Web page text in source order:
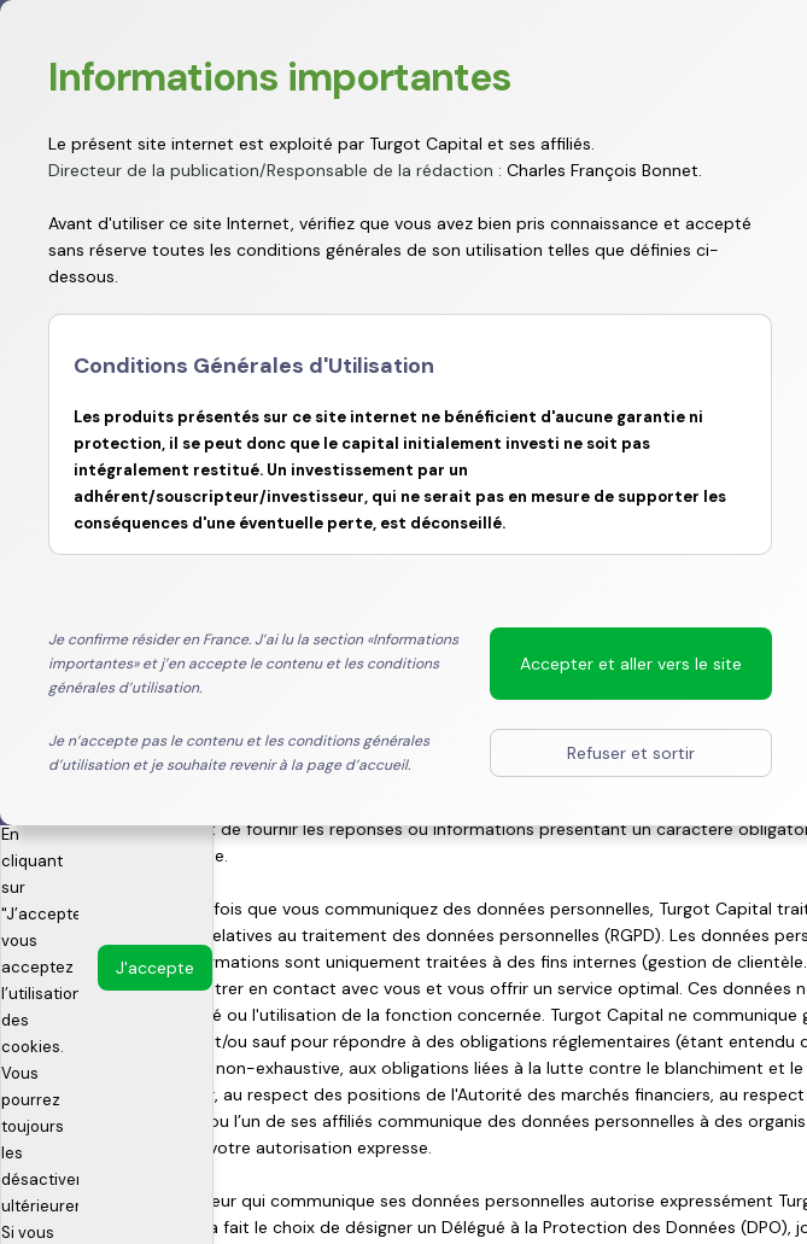
Informations importantes
Le présent site internet est exploité par Turgot Capital et ses affiliés.
Directeur de la publication/Responsable de la rédaction : Charles François Bonnet.
Avant d'utiliser ce site Internet, vérifiez que vous avez bien pris connaissance et accepté
sans réserve toutes les conditions générales de son utilisation telles que définies ci-
dessous.
Conditions Générales d'Utilisation
Les produits présentés sur ce site internet ne bénéficient d'aucune garantie ni
protection, il se peut donc que le capital initialement investi ne soit pas
intégralement restitué. Un investissement par un
adhérent/souscripteur/investisseur, qui ne serait pas en mesure de supporter les
conséquences d'une éventuelle perte, est déconseillé.
sur les données historiques.
Tout investissement dépend de la situation personnelle, de l’horizon
les risques spécifiques aux produits présentés.
susceptible d’évolution.
décision prise ou non sur la base d’une information contenue sur ce site internet, ni de
l'utilisation qui pourrait en être faite par un tiers.
Aucune information contenue sur ce site internet ne saurait être interprétée comme
possédant une quelconque valeur contractuelle.
Je confirme résider en France. J’ai lu la section «Informations
importantes» et j’en accepte le contenu et les conditions
générales d’utilisation.
Accepter et aller vers le site
Je n’accepte pas le contenu et les conditions générales
d’utilisation et je souhaite revenir à la page d’accueil.
Refuser et sortir
utilisons
afin de
fournir les
fonctionnalités
proposés
l’expérience
utilisateurs.
sont des
stockés
sur votre
En
cliquant
sur
"J’accepte",
vous
acceptez
l’utilisation
des
cookies.
Vous
pourrez
toujours
les
désactiver
ultérieurement.
Si vous
J'accepte
Gestion des données
de confidentialité et de
Données personnelles
Vous pouvez visiter librement ce site internet et consulter des informations sur
Seuls les services d'abonnements (formulaires)disponibles sur ce site
sens des dispositions du Règlement nᵒ2016/679, dit Règlement Général sur la
Sauf mentions particulières, les réponses ou informations que vous êtes invité à
présentent un caractère facultatif. Le caractère obligatoire ou facultatif des
A défaut de fournir les réponses ou informations présentant un caractère
adéquate.
Chaque fois que vous communiquez des données personnelles, Turgot
légales relatives au traitement des données personnelles (RGPD). Les données
Les informations sont uniquement traitées à des fins internes (gestion de
afin d’entrer en contact avec vous et vous offrir un service optimal. Ces
concerné ou l'utilisation de la fonction concernée. Turgot Capital ne
expres et/ou sauf pour répondre à des obligations réglementaires (étant
manière non-exhaustive, aux obligations liées à la lutte contre le blanchiment
financier, au respect des positions de l'Autorité des marchés financiers, au
Capital ou l’un de ses affiliés communique des données personnelles à des
donner votre autorisation expresse.
L'utilisateur qui communique ses données personnelles autorise expressément
Capital a fait le choix de désigner un Délégué à la Protection des Données (DPO),